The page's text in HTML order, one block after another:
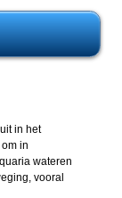
in het
in
wateren
vooral